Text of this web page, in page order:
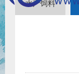
水产饲料